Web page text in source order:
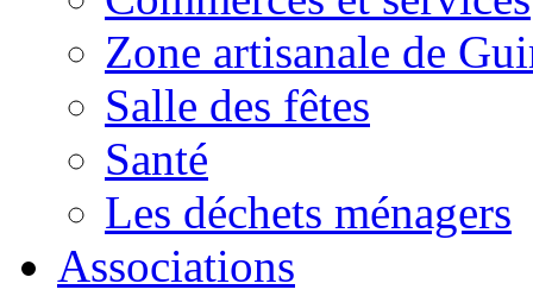
Zone artisanale de
Salle des fêtes
Santé
Les déchets ménagers
Associations